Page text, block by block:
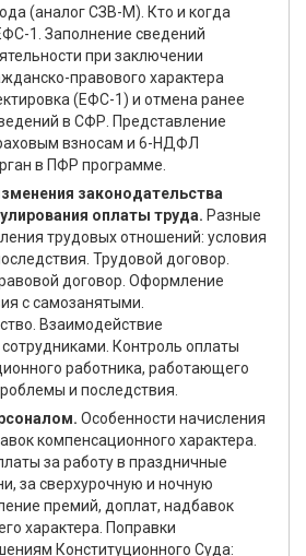
(аналог СЗВ-М). Кто и когда
1. Заполнение сведений
при заключении
правового характера
(ЕФС-1) и отмена ранее
в СФР. Представление
взносам и 6-НДФЛ
в ПФР программе.
законодательства
оплаты труда. Разные
трудовых отношений: условия
Трудовой договор.
договор. Оформление
с самозанятыми.
Взаимодействие
Контроль оплаты
работника, работающего
и последствия.
Особенности начисления
компенсационного характера.
за работу в праздничные
за сверхурочную и ночную
премий, доплат, надбавок
характера. Поправки
Конституционного Суда: